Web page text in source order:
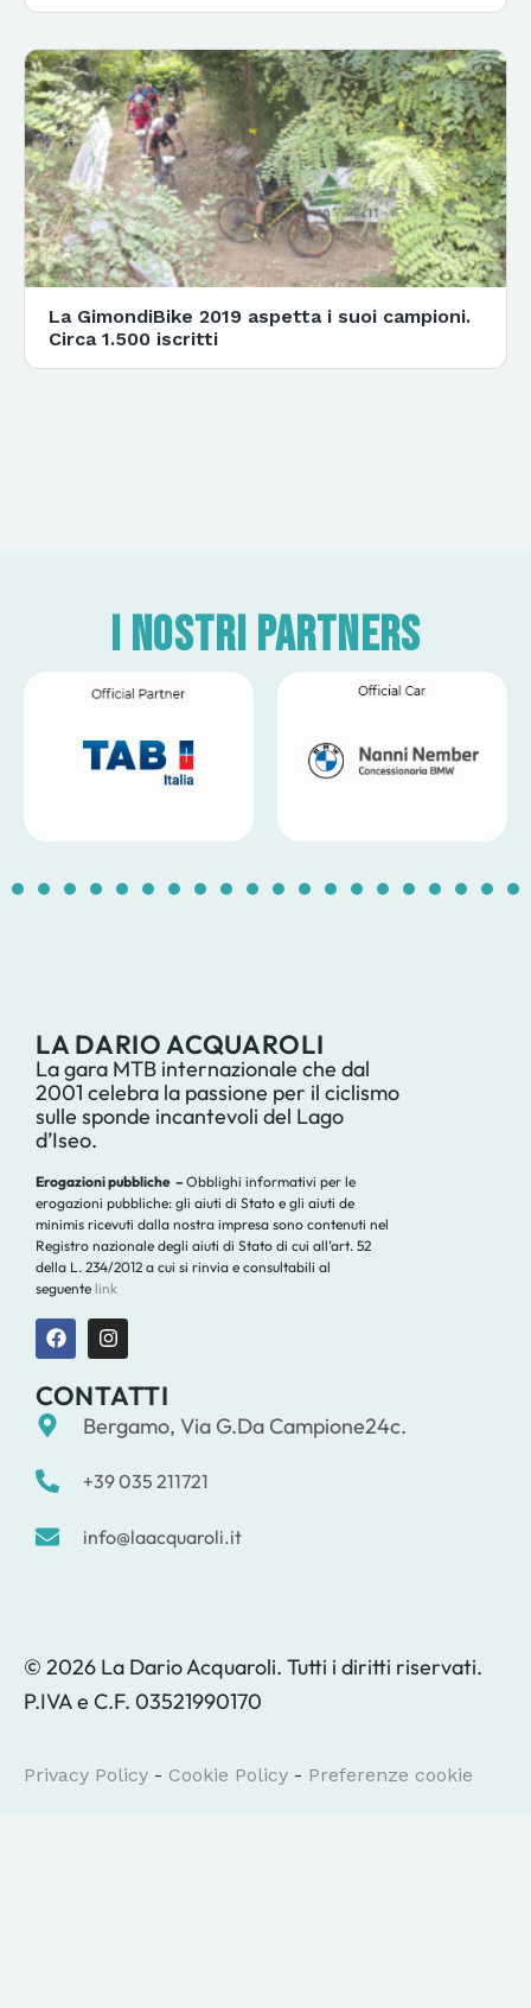
La GimondiBike 2019 aspetta i suoi campioni.
Circa 1.500 iscritti
I nostri partners
1 2 3 4 5 6 7 8 9 10 11 12 13 14
LA DARIO ACQUAROLI
La gara MTB internazionale che dal
2001 celebra la passione per il ciclismo
sulle sponde incantevoli del Lago
d’Iseo.
Erogazioni pubbliche –Obblighi informativi per le
erogazioni pubbliche: gli aiuti di Stato e gli aiuti de
minimis ricevuti dalla nostra impresa sono contenuti nel
Registro nazionale degli aiuti di Stato di cui all’art. 52
della L. 234/2012 a cui si rinvia e consultabili al
seguente link
CONTATTI
Bergamo, Via G.Da Campione24c.
+39 035 211721
info@laacquaroli.it
© 2026 La Dario Acquaroli. Tutti i diritti riservati.
P.IVA e C.F. 03521990170
Privacy Policy - Cookie Policy - Preferenze cookie